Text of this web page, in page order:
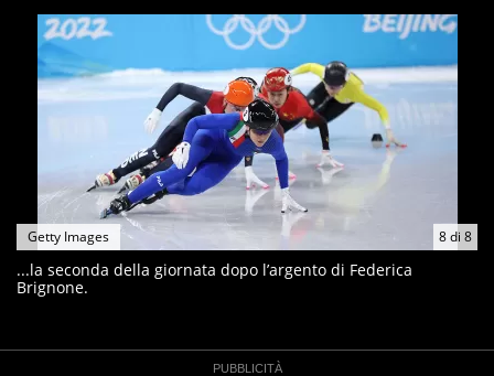
8di 8
Getty Images
...la seconda della giornata dopo l’argento di Federica
Brignone.